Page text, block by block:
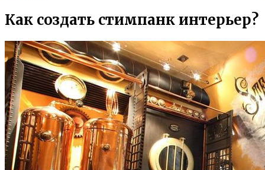
Как создать стимпанк интерьер?